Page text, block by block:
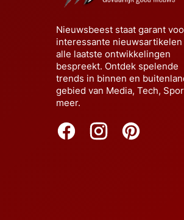
Nieuwsbeest staat garant
interessante nieuwsartikelen
alle laatste ontwikkelingen
bespreekt. Ontdek spelende
trends in binnen en
gebied van Media, Tech,
meer.